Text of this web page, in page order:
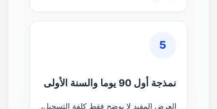
5
نمذجة أول 90 يوما والسنة الأولى
العرض المفيد لا يوضح فقط كلفة التسجيل،